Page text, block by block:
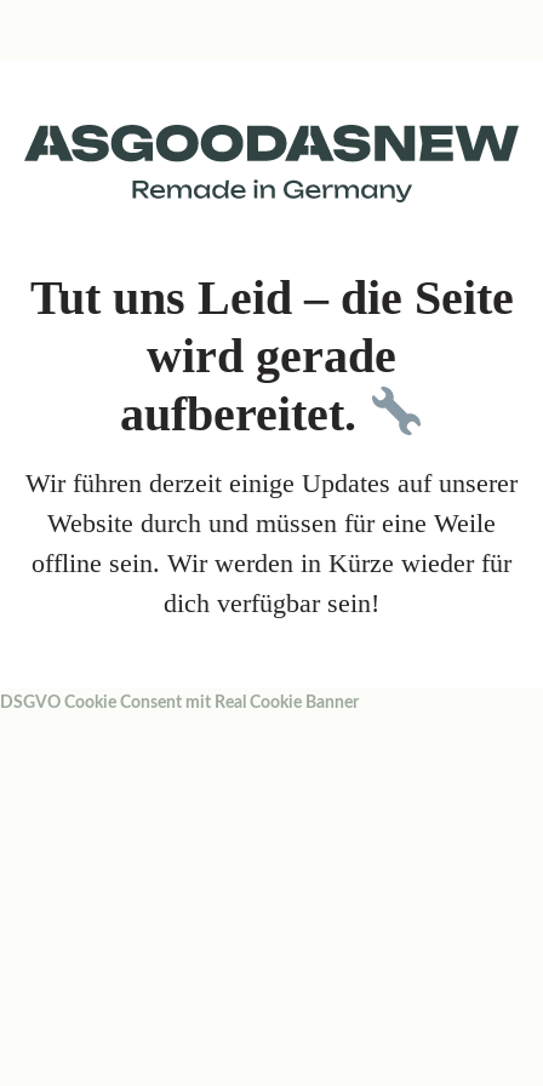
Tut uns Leid – die Seite
wird gerade
aufbereitet.
Wir führen derzeit einige Updates auf unserer
Website durch und müssen für eine Weile
offline sein. Wir werden in Kürze wieder für
dich verfügbar sein!
DSGVO Cookie Consent mit Real Cookie Banner